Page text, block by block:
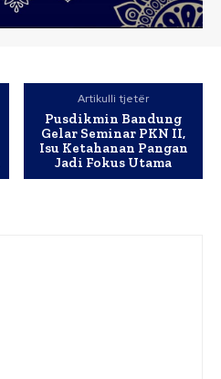
Artikulli tjetër
Pusdikmin Bandung
Gelar Seminar PKN II,
Isu Ketahanan Pangan
Jadi Fokus Utama